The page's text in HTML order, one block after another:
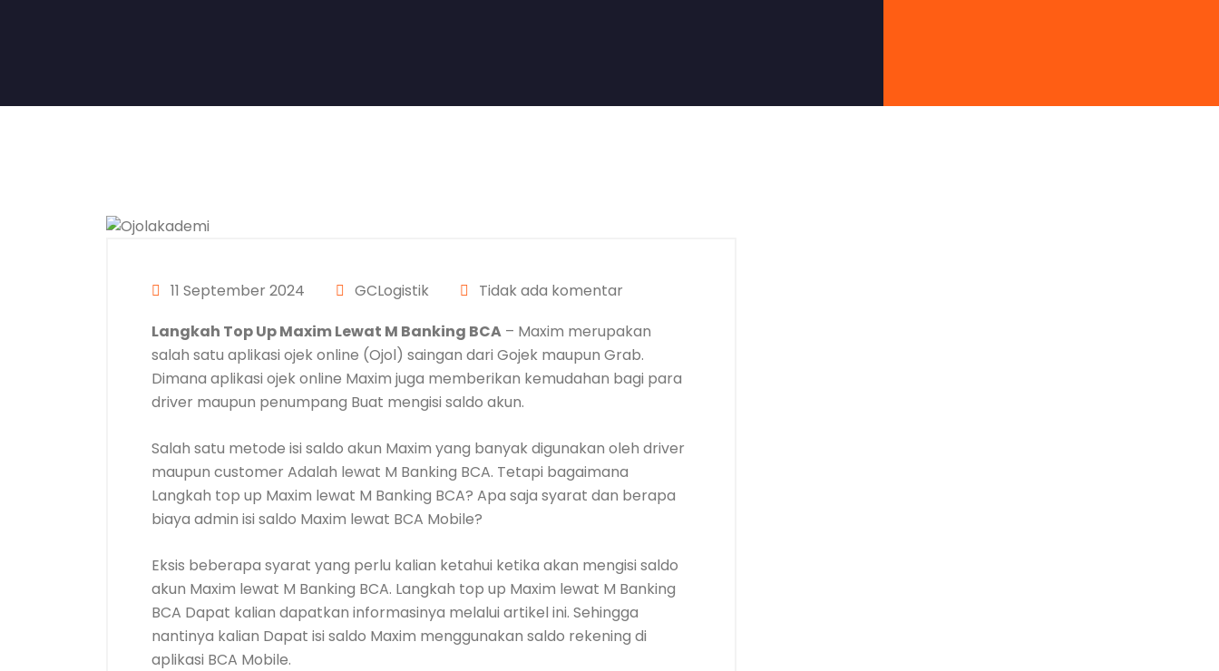
11 September 2024 GCLogistik
Tidak ada komentar
Langkah Top Up Maxim Lewat M Banking BCA – Maxim merupakan
salah satu aplikasi ojek online (Ojol) saingan dari Gojek maupun Grab.
Dimana aplikasi ojek online Maxim juga memberikan kemudahan bagi para
driver maupun penumpang Buat mengisi saldo akun.
Salah satu metode isi saldo akun Maxim yang banyak digunakan oleh driver
maupun customer Adalah lewat M Banking BCA. Tetapi bagaimana
Langkah top up Maxim lewat M Banking BCA? Apa saja syarat dan berapa
biaya admin isi saldo Maxim lewat BCA Mobile?
Eksis beberapa syarat yang perlu kalian ketahui ketika akan mengisi saldo
akun Maxim lewat M Banking BCA. Langkah top up Maxim lewat M Banking
BCA Dapat kalian dapatkan informasinya melalui artikel ini. Sehingga
nantinya kalian Dapat isi saldo Maxim menggunakan saldo rekening di
aplikasi BCA Mobile.